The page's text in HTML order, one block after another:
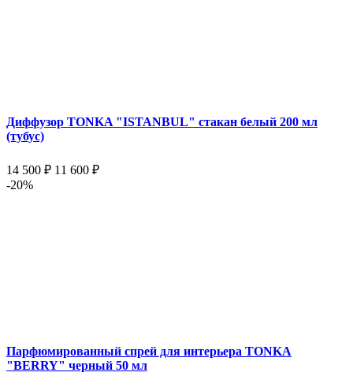
Диффузор TONKA "ISTANBUL" стакан белый 200 мл
(тубус)
14 500 ₽ 11 600 ₽
-20%
Парфюмированный спрей для интерьера TONKA
"BERRY" черный 50 мл